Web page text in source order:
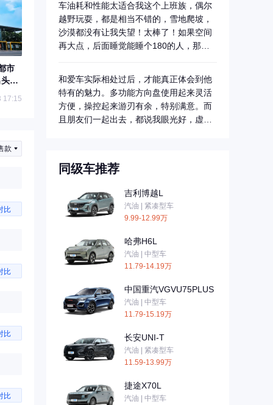
市
！
17:15
款
比
比
比
比
车油耗和性能太适合我这个上班族，偶尔
越野玩耍，都是相当不错的，雪地爬坡，
沙漠都没有让我失望！太棒了！如果空间
再大点，后面睡觉能睡个180的人，那就
和爱车实际相处过后，才能真正体会到他
特有的魅力。多功能方向盘使用起来灵活
方便，操控起来游刃有余，特别满意。而
且朋友们一起出去，都说我眼光好，虚荣
同级车推荐
吉利博越L
汽油 | 紧凑型车
9.99-12.99万
哈弗H6L
汽油 | 中型车
11.79-14.19万
中国重汽VGVU75PLUS
汽油 | 中型车
11.79-15.19万
长安UNI-T
汽油 | 紧凑型车
11.59-13.99万
捷途X70L
汽油 | 中型车